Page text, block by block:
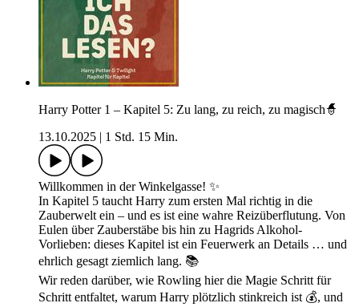
Harry Potter 1 – Kapitel 5: Zu lang, zu reich, zu magisch🧙
13.10.2025
1 Std. 15 Min.
Willkommen in der Winkelgasse! ✨
In Kapitel 5 taucht Harry zum ersten Mal richtig in die
Zauberwelt ein – und es ist eine wahre Reizüberflutung. Von
Eulen über Zauberstäbe bis hin zu Hagrids Alkohol-
Vorlieben: dieses Kapitel ist ein Feuerwerk an Details … und
ehrlich gesagt ziemlich lang. 📚
Wir reden darüber, wie Rowling hier die Magie Schritt für
Schritt entfaltet, warum Harry plötzlich stinkreich ist 💰, und